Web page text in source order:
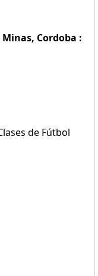
Minas, Cordoba :
de Fútbol